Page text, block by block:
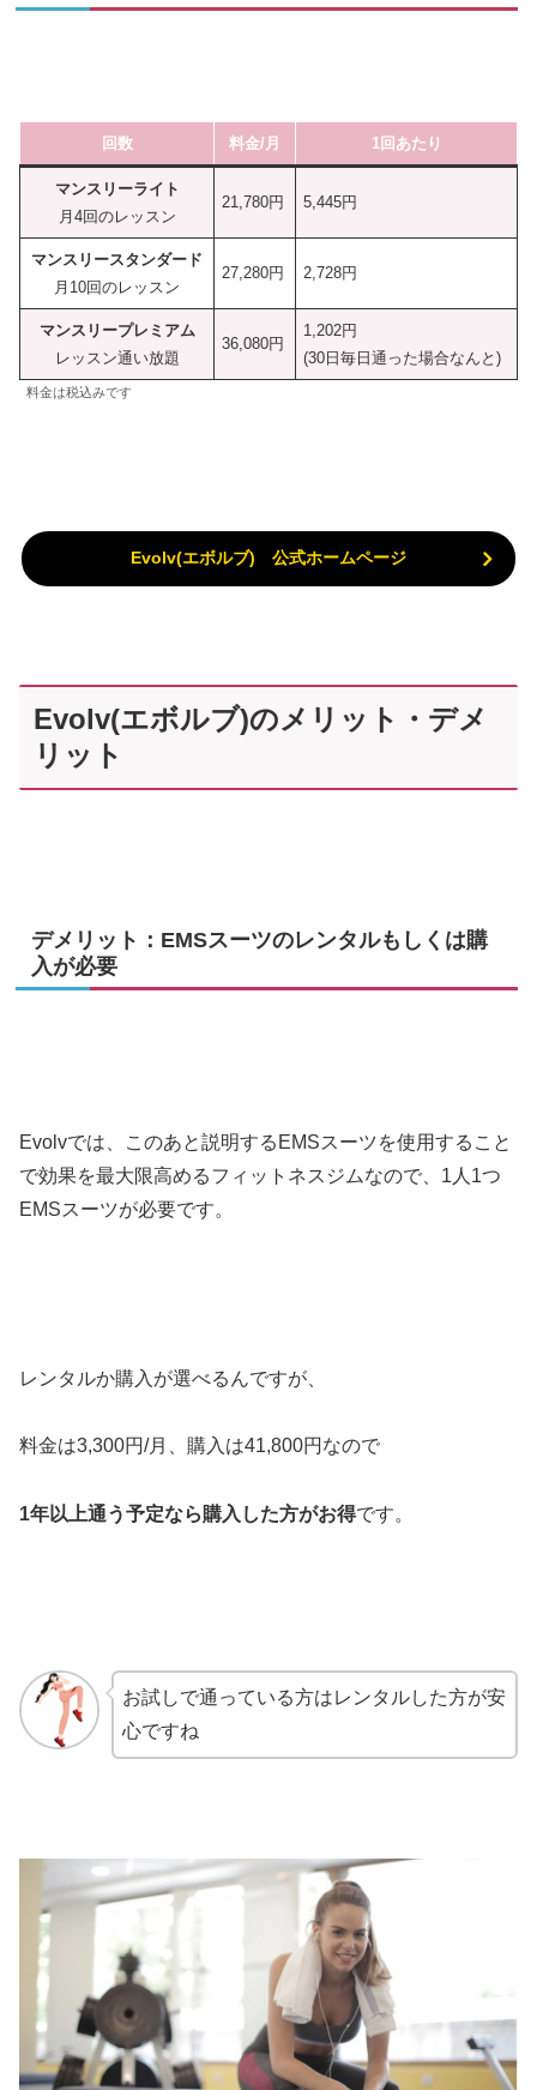
回数 料金/月 1回あたり
マンスリーライト
月4回のレッスン
21,780円 5,445円
マンスリースタンダード
月10回のレッスン
27,280円 2,728円
マンスリープレミアム
レッスン通い放題
36,080円
1,202円
(30日毎日通った場合なんと)
料金は税込みです
Evolv(エボルブ) 公式ホームページ
Evolv(エボルブ)のメリット・デメ
リット
デメリット：EMSスーツのレンタルもしくは購
入が必要
Evolvでは、このあと説明するEMSスーツを使用すること
で効果を最大限高めるフィットネスジムなので、1人1つ
EMSスーツが必要です。
レンタルか購入が選べるんですが、
料金は3,300円/月、購入は41,800円なので
1年以上通う予定なら購入した方がお得です。
お試しで通っている方はレンタルした方が安
心ですね